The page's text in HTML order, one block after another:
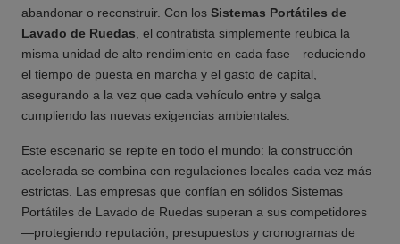
abandonar o reconstruir. Con los Sistemas Portátiles de
Lavado de Ruedas , el contratista simplemente reubica la
misma unidad de alto rendimiento en cada fase—reduciendo
el tiempo de puesta en marcha y el gasto de capital,
asegurando a la vez que cada vehículo entre y salga
cumpliendo las nuevas exigencias ambientales.
Este escenario se repite en todo el mundo: la construcción
acelerada se combina con regulaciones locales cada vez más
estrictas. Las empresas que confían en sólidos Sistemas
Portátiles de Lavado de Ruedas superan a sus competidores
—protegiendo reputación, presupuestos y cronogramas de